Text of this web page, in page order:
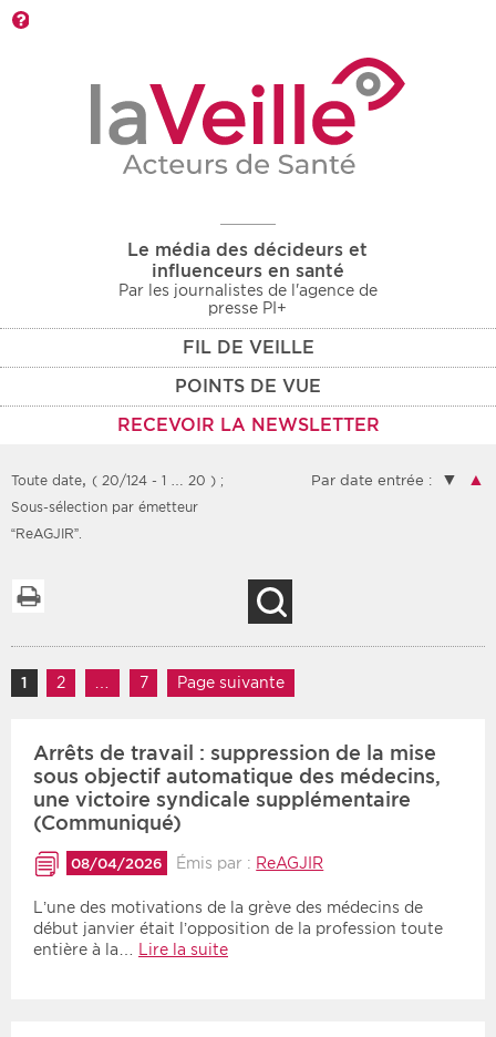
Le média des décideurs et
influenceurs en santé
Par les journalistes de l'agence de
presse PI+
FIL DE VEILLE
POINTS DE VUE
RECEVOIR LA NEWSLETTER
Filtres
Rendez-vous des 7
prochains jours
Recherche par mots clés
Type d'information
Rendez-vous
Secteur
Protection sociale
Sanitaire
Zone géographique
Choisir une zone
Toute date, ( 20/124 - 1 … 20 ) ;
Sous-sélection par émetteur
“ReAGJIR”.
Par date entrée : ▼ ▲
Navigation des articles
Page
1 Page
2 Page
7 Page suivante
Arrêts de travail : suppression de la mise
sous objectif automatique des médecins,
une victoire syndicale supplémentaire
(Communiqué)
08/04/2026 Émis par : ReAGJIR
L’une des motivations de la grève des médecins de
début janvier était l’opposition de la profession toute
entière à la… Lire la suite